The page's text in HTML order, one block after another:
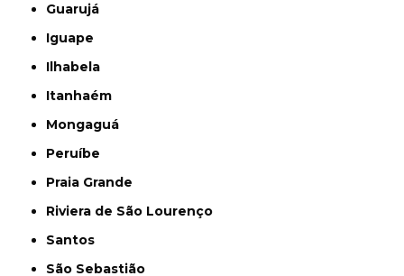
Guarujá
Iguape
Ilhabela
Itanhaém
Mongaguá
Peruíbe
Praia Grande
Riviera de São Lourenço
Santos
São Sebastião